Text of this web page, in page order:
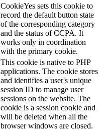
CookieYes sets this cookie to
record the default button state
of the corresponding category
and the status of CCPA. It
works only in coordination
with the primary cookie.
This cookie is native to PHP
applications. The cookie stores
and identifies a user's unique
session ID to manage user
sessions on the website. The
cookie is a session cookie and
will be deleted when all the
browser windows are closed.